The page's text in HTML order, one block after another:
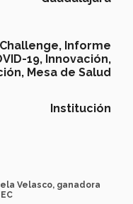
Challenge, Informe
19, Innovación,
Mesa de Salud
Institución
Velasco, ganadora